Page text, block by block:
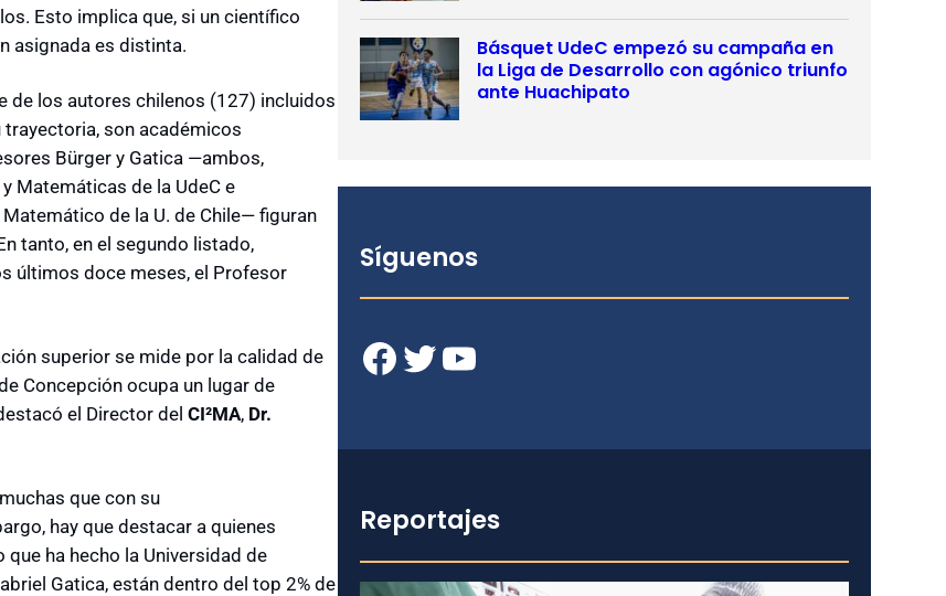
Esto implica que, si un científico
asignada es distinta.
de los autores chilenos (127) incluidos
trayectoria, son académicos
Bürger y Gatica —ambos,
Matemáticas de la UdeC e
de la U. de Chile— figuran
tanto, en el segundo listado,
últimos doce meses, el Profesor
superior se mide por la calidad de
Concepción ocupa un lugar de
el Director del CI²MA, Dr.
que con su
hay que destacar a quienes
ha hecho la Universidad de
Gatica, están dentro del top 2% de
Básquet UdeC empezó su campaña en
la Liga de Desarrollo con agónico triunfo
ante Huachipato
Síguenos
Facebook Twitter YouTube
Reportajes